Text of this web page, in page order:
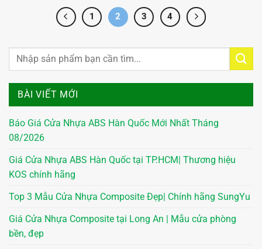
BÀI VIẾT MỚI
Báo Giá Cửa Nhựa ABS Hàn Quốc Mới Nhất Tháng
08/2026
Giá Cửa Nhựa ABS Hàn Quốc tại TP.HCM| Thương hiệu
KOS chính hãng
Top 3 Mẫu Cửa Nhựa Composite Đẹp| Chính hãng SungYu
Giá Cửa Nhựa Composite tại Long An | Mẫu cửa phòng
bền, đẹp
1 2 3 4